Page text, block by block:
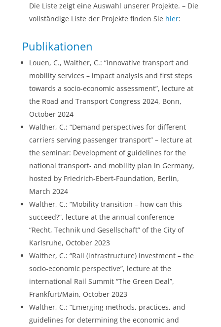
Die Liste zeigt eine Auswahl unserer Projekte. – Die
vollständige Liste der Projekte finden Sie hier:
Publikationen
Louen, C., Walther, C.: “Innovative transport and
mobility services – impact analysis and first steps
towards a socio-economic assessment”, lecture at
the Road and Transport Congress 2024, Bonn,
October 2024
Walther, C.: “Demand perspectives for different
carriers serving passenger transport” – lecture at
the seminar: Development of guidelines for the
national transport- and mobility plan in Germany,
hosted by Friedrich-Ebert-Foundation, Berlin,
March 2024
Walther, C.: “Mobility transition – how can this
succeed?”, lecture at the annual conference
“Recht, Technik und Gesellschaft” of the City of
Karlsruhe, October 2023
Walther, C.: “Rail (infrastructure) investment – the
socio-economic perspective”, lecture at the
international Rail Summit “The Green Deal”,
Frankfurt/Main, October 2023
Walther, C.: “Emerging methods, practices, and
guidelines for determining the economic and